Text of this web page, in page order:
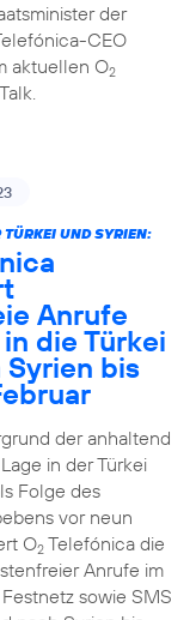
der
CEO
aktuellen O2
TÜRKEI UND SYRIEN:
Anrufe
die Türkei
bis
der anhaltend
in der Türkei
Folge des
vor neun
O2Telefónica die
Anrufe im
sowie SMS